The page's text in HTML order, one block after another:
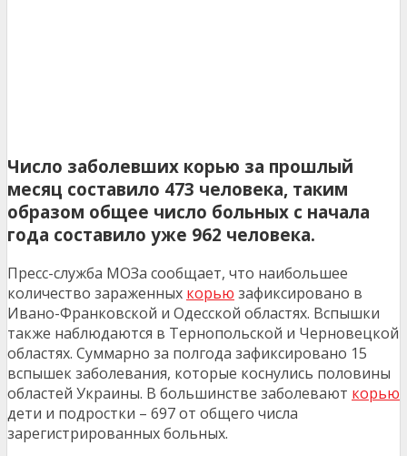
Число заболевших корью за прошлый
месяц составило 473 человека, таким
образом общее число больных с начала
года составило уже 962 человека.
Пресс-служба МОЗа сообщает, что наибольшее
количество зараженных корью зафиксировано в
Ивано-Франковской и Одесской областях. Вспышки
также наблюдаются в Тернопольской и Черновецкой
областях. Суммарно за полгода зафиксировано 15
вспышек заболевания, которые коснулись половины
областей Украины. В большинстве заболевают корью
дети и подростки – 697 от общего числа
зарегистрированных больных.